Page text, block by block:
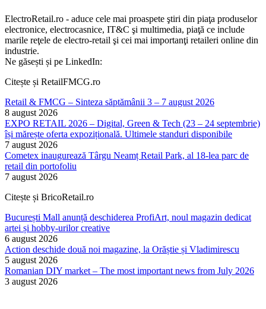
ElectroRetail.ro - aduce cele mai proaspete ştiri din piaţa produselor
electronice, electrocasnice, IT&C şi multimedia, piaţă ce include
marile reţele de electro-retail şi cei mai importanţi retaileri online din
industrie.
Ne găsești și pe LinkedIn:
Citește și RetailFMCG.ro
Retail & FMCG – Sinteza săptămânii 3 – 7 august 2026
8 august 2026
EXPO RETAIL 2026 – Digital, Green & Tech (23 – 24 septembrie)
își mărește oferta expozițională. Ultimele standuri disponibile
7 august 2026
Cometex inaugurează Târgu Neamț Retail Park, al 18-lea parc de
retail din portofoliu
7 august 2026
Citește și BricoRetail.ro
București Mall anunță deschiderea ProfiArt, noul magazin dedicat
artei și hobby-urilor creative
6 august 2026
Action deschide două noi magazine, la Orăștie și Vladimirescu
5 august 2026
Romanian DIY market – The most important news from July 2026
3 august 2026